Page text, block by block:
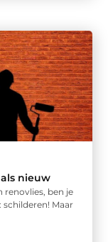
nieuw
renovlies, ben je
Maar